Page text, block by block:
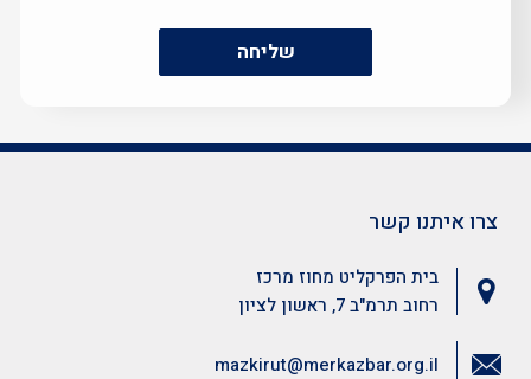
שליחה
צרו איתנו קשר
בית הפרקליט מחוז מרכז
רחוב תרמ"ב 7, ראשון לציון
mazkirut@merkazbar.org.il